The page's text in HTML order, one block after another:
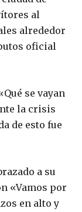
al
alrededor
oficial
se vayan
la crisis
de esto fue
a su
«Vamos por
en alto y